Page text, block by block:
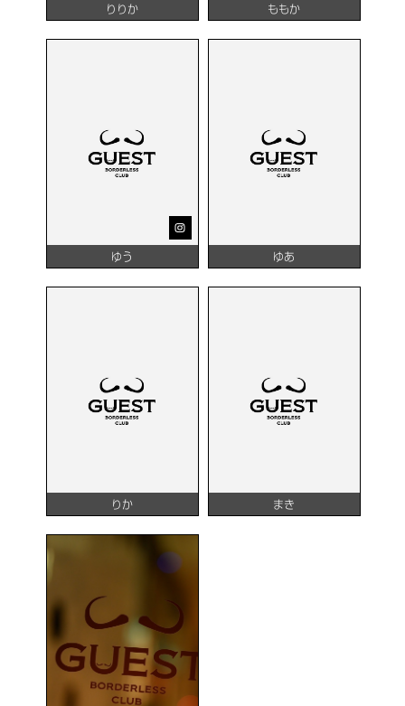
りりか ももか
ゆう ゆあ
りか まき